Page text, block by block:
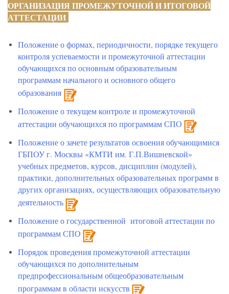
ОРГАНИЗАЦИЯ ПРОМЕЖУТОЧНОЙ И ИТОГОВОЙ
АТТЕСТАЦИИ
Положение о формах, периодичности, порядке текущего
контроля успеваемости и промежуточной аттестации
обучающихся по основным образовательным
программам начального и основного общего
образования
Положение о текущем контроле и промежуточной
аттестации обучающихся по программам СПО
Положение о зачете результатов освоения обучающимися
ГБПОУ г. Москвы «КМТИ им. Г.П.Вишневской»
учебных предметов, курсов, дисциплин (модулей),
практики, дополнительных образовательных программ в
других организациях, осуществляющих образовательную
деятельность
Положение о государственной итоговой аттестации по
программам СПО
Порядок проведения промежуточной аттестации
обучающихся по дополнительным
предпрофессиональным общеобразовательным
программам в области искусств